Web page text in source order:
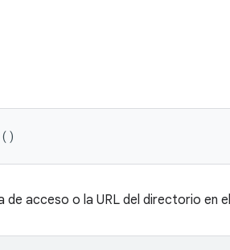
()
de acceso o la URL del directorio en